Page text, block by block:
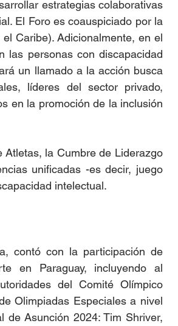
estrategias colaborativas
El Foro es coauspiciado por la
Caribe). Adicionalmente, en el
las personas con discapacidad
un llamado a la acción busca
líderes del sector privado,
en la promoción de la inclusión
Atletas, la Cumbre de Liderazgo
unificadas -es decir, juego
intelectual.
contó con la participación de
en Paraguay, incluyendo al
del Comité Olímpico
Olimpiadas Especiales a nivel
de Asunción 2024: Tim Shriver,